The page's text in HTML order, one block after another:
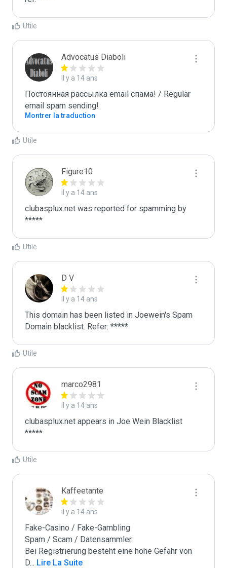
Utile
Advocatus Diaboli
il y a 14 ans
Постоянная рассылка email спама! / Regular
email spam sending!
Montrer la traduction
Utile
Figure10
il y a 14 ans
clubasplux.net was reported for spamming by
*****
Utile
D V
il y a 14 ans
This domain has been listed in Joewein's Spam
Domain blacklist. Refer: *****
Utile
marco2981
il y a 14 ans
clubasplux.net appears in Joe Wein Blacklist
*****
Utile
Kaffeetante
il y a 14 ans
Fake-Casino / Fake-Gambling
Spam / Scam / Datensammler.
Bei Registrierung besteht eine hohe Gefahr von
D... Lire La Suite